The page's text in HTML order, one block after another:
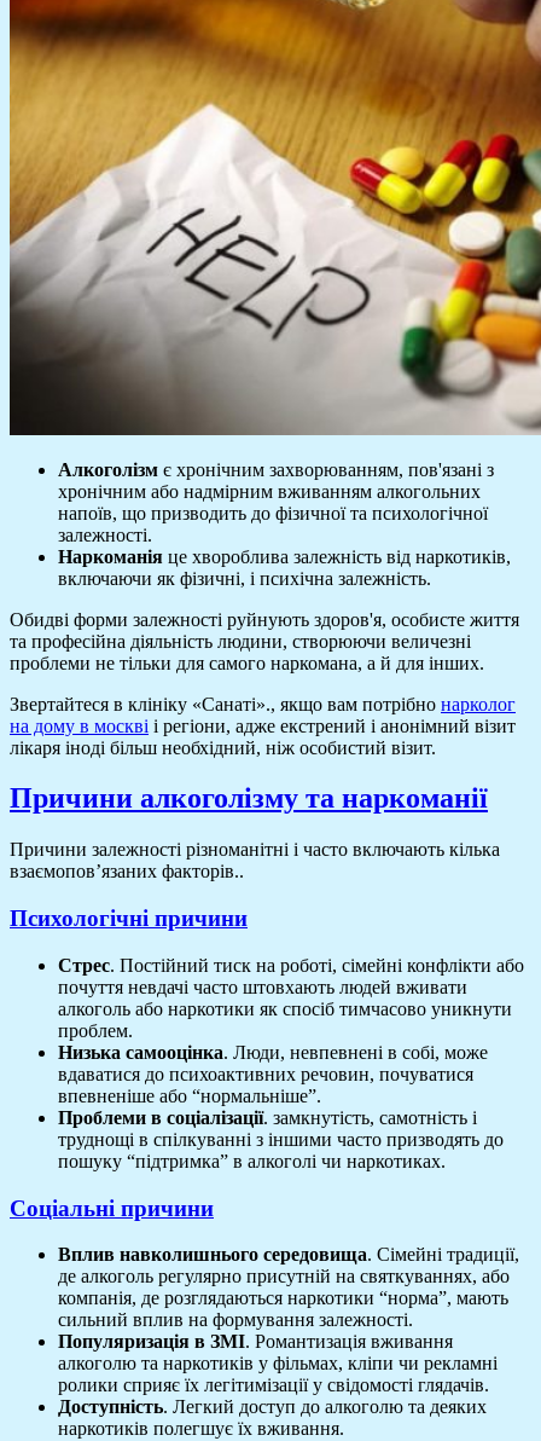
Алкоголізм є хронічним захворюванням, пов'язані з
хронічним або надмірним вживанням алкогольних
напоїв, що призводить до фізичної та психологічної
залежності.
Наркоманія це хвороблива залежність від наркотиків,
включаючи як фізичні, і психічна залежність.
Обидві форми залежності руйнують здоров'я, особисте життя
та професійна діяльність людини, створюючи величезні
проблеми не тільки для самого наркомана, а й для інших.
Звертайтеся в клініку «Санаті»., якщо вам потрібно нарколог
на дому в москві і регіони, адже екстрений і анонімний візит
лікаря іноді більш необхідний, ніж особистий візит.
Причини алкоголізму та наркоманії
Причини залежності різноманітні і часто включають кілька
взаємопов’язаних факторів..
Психологічні причини
Стрес. Постійний тиск на роботі, сімейні конфлікти або
почуття невдачі часто штовхають людей вживати
алкоголь або наркотики як спосіб тимчасово уникнути
проблем.
Низька самооцінка. Люди, невпевнені в собі, може
вдаватися до психоактивних речовин, почуватися
впевненіше або “нормальніше”.
Проблеми в соціалізації. замкнутість, самотність і
труднощі в спілкуванні з іншими часто призводять до
пошуку “підтримка” в алкоголі чи наркотиках.
Соціальні причини
Вплив навколишнього середовища. Сімейні традиції,
де алкоголь регулярно присутній на святкуваннях, або
компанія, де розглядаються наркотики “норма”, мають
сильний вплив на формування залежності.
Популяризація в ЗМІ. Романтизація вживання
алкоголю та наркотиків у фільмах, кліпи чи рекламні
ролики сприяє їх легітимізації у свідомості глядачів.
Доступність. Легкий доступ до алкоголю та деяких
наркотиків полегшує їх вживання.